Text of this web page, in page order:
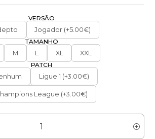
VERSÃO
Jogador (+5.00€)
TAMANHO
M L XL
XXL
PATCH
Ligue 1 (+3.00€)
League (+3.00€)